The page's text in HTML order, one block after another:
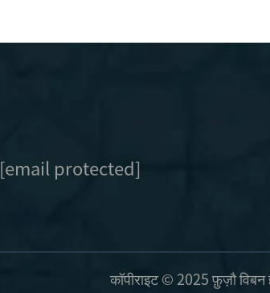
[email protected]
कॉपीराइट © 2025 फ़ुज़ौ विबन